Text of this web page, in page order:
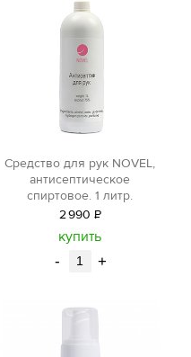
Средство для рук NOVEL,
антисептическое
спиртовое. 1 литр.
2990 Р
уб.
купить
- +